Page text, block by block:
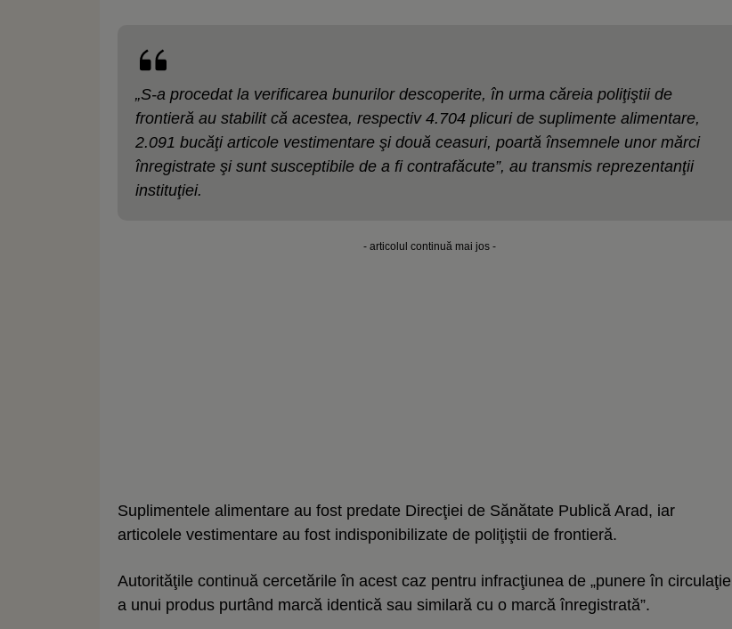
„S-a procedat la verificarea bunurilor descoperite, în urma căreia poliţiştii de
frontieră au stabilit că acestea, respectiv 4.704 plicuri de suplimente alimentare,
2.091 bucăţi articole vestimentare şi două ceasuri, poartă însemnele unor mărci
înregistrate şi sunt susceptibile de a fi contrafăcute”, au transmis reprezentanţii
instituţiei.
- articolul continuă mai jos -
Suplimentele alimentare au fost predate Direcţiei de Sănătate Publică Arad, iar
articolele vestimentare au fost indisponibilizate de poliţiştii de frontieră.
Autorităţile continuă cercetările în acest caz pentru infracţiunea de „punere în circulaţie
a unui produs purtând marcă identică sau similară cu o marcă înregistrată”.